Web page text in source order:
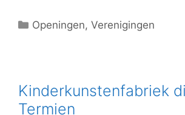
C
g
Openingen,Verenigingen
Kinderkunstenfabriek
Termien